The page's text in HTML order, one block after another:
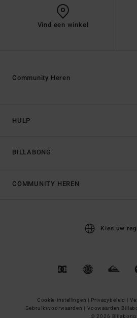
Vind een winkel
HULP
BILLABONG
Community Heren
COMMUNITY HEREN
Kies uw
Cookie-instellingen | Privacybeleid |
Gebruiksvoorwaarden | Voowaarden